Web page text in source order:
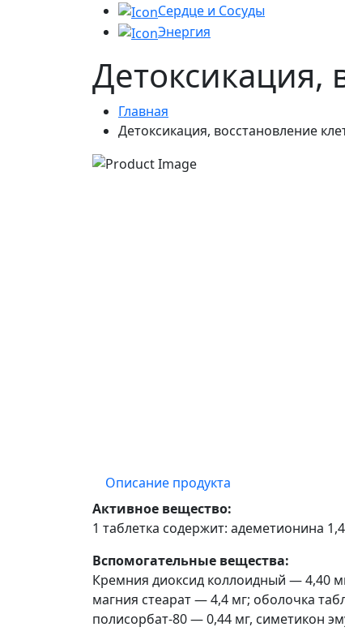
Сердце и Сосуды
Энергия
Детоксикация,
Главная
Детоксикация, восстановление
Описание продукта
Активное вещество:
1 таблетка содержит: адеметионина
Вспомогательные вещества:
Кремния диоксид коллоидный — 4,40
магния стеарат — 4,4 мг; оболочка
полисорбат-80 — 0,44 мг, симетикон